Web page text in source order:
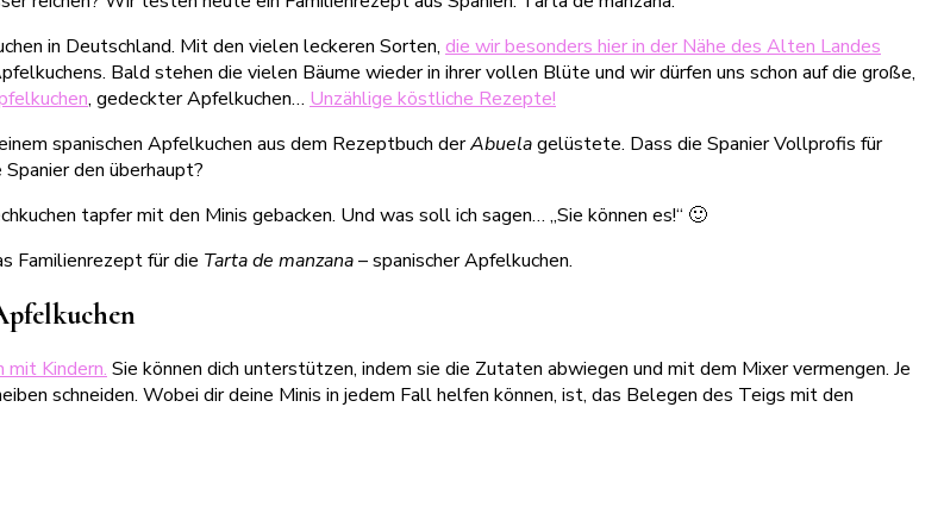
in Deutschland. Mit den vielen leckeren Sorten, die wir besonders hier in der Nähe des Alten Landes
Bald stehen die vielen Bäume wieder in ihrer vollen Blüte und wir dürfen uns schon auf die große,
, gedeckter Apfelkuchen… Unzählige köstliche Rezepte!
spanischen Apfelkuchen aus dem Rezeptbuch derAbuelagelüstete. Dass die Spanier Vollprofis für
den überhaupt?
tapfer mit den Minis gebacken. Und was soll ich sagen… „Sie können es!“ 🙂
Familienrezept für die Tarta de manzana– spanischer Apfelkuchen.
mit Kindern. Sie können dich unterstützen, indem sie die Zutaten abwiegen und mit dem Mixer vermengen. Je
schneiden. Wobei dir deine Minis in jedem Fall helfen können, ist, das Belegen des Teigs mit den